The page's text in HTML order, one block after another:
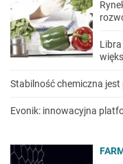
Stabilność chemiczna
Evonik: innowacyjna